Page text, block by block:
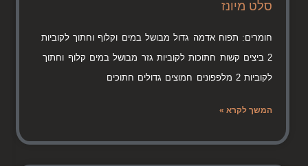
סלט מיונז
חומרים: תפוח אדמה גדול מבושל במים וקלוף וחתוך לקוביות
2 ביצים קשות חתוכות לקוביות גזר מבושל במים קלוף וחתוך
לקוביות 2 מלפפונים חמוצים גדולים חתוכים
המשך לקרא »